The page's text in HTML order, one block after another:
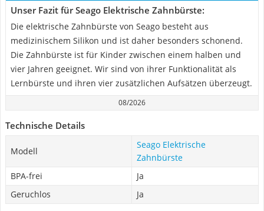
Unser Fazit für Seago Elektrische Zahnbürste:
Die elektrische Zahnbürste von Seago besteht aus
medizinischem Silikon und ist daher besonders schonend.
Die Zahnbürste ist für Kinder zwischen einem halben und
vier Jahren geeignet. Wir sind von ihrer Funktionalität als
Lernbürste und ihren vier zusätzlichen Aufsätzen überzeugt.
08/2026
Technische Details
Modell
Seago Elektrische
Zahnbürste
BPA-frei
Ja
Geruchlos
Ja